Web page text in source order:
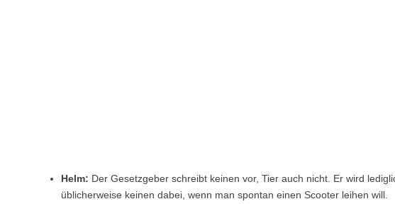
Helm: Der Gesetzgeber schreibt keinen vor, Tier auch nicht. Er wird
üblicherweise keinen dabei, wenn man spontan einen Scooter leihen will.